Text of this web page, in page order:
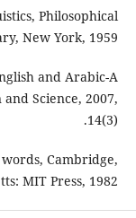
Philosophical
New York, 1959.
and Arabic-A
Science, 2007,
14(3).
Cambridge,
MIT Press, 1982.